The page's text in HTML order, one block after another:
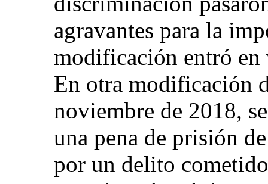
agravantes para la
modificación entró
En otra modificación
noviembre de 2018,
una pena de prisión
por un delito